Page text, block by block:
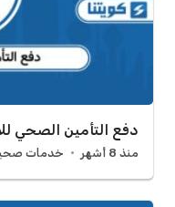
دفع التأمين الصحي
منذ 8 أشهر خدمات